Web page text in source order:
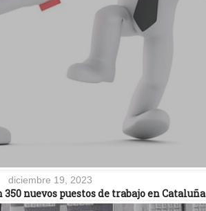
diciembre 19, 2023
nuevos puestos de trabajo en Cataluña